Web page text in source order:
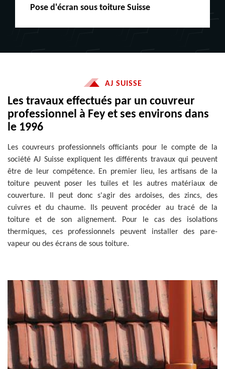
Peinture boiserie LE
AJ SUISSE
Les travaux effectués par un couvreur
professionnel à Fey et ses environs dans
le 1996
Les couvreurs professionnels officiants pour le compte de la
société AJ Suisse expliquent les différents travaux qui peuvent
être de leur compétence. En premier lieu, les artisans de la
toiture peuvent poser les tuiles et les autres matériaux de
couverture. Il peut donc s'agir des ardoises, des zincs, des
cuivres et du chaume. Ils peuvent procéder au tracé de la
toiture et de son alignement. Pour le cas des isolations
thermiques, ces professionnels peuvent installer des pare-
vapeur ou des écrans de sous toiture.